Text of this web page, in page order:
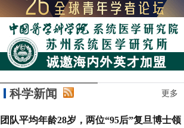
科学新闻 更多
团队平均年龄28岁，两位“95后”复旦博士领